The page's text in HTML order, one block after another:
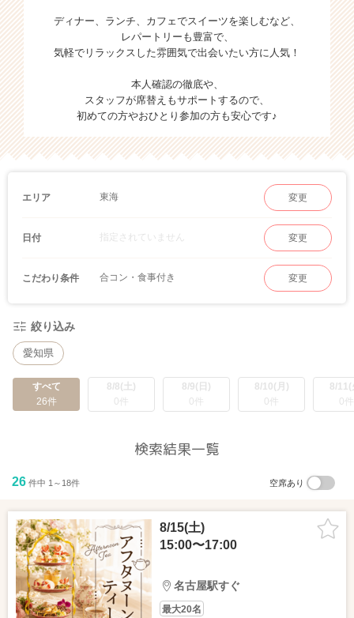
ディナー、ランチ、カフェでスイーツを楽しむなど、
レパートリーも豊富で、
気軽でリラックスした雰囲気で出会いたい方に人気！
本人確認の徹底や、
スタッフが席替えもサポートするので、
初めての方やおひとり参加の方も安心です♪
エリア 東海 変更
日付 指定されていません 変更
こだわり条件 合コン・食事付き 変更
絞り込み
愛知県
すべて
26件
8/8(土)
0件
8/9(日)
0件
8/10(月)
0件
8/11(
0件
検索結果一覧
26 件中 1～18件 空席あり
8/15(土)
15:00〜17:00
名古屋駅すぐ
最大20名